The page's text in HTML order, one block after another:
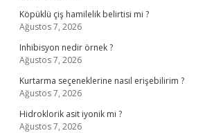
Köpüklü çiş hamilelik belirtisi mi ?
Ağustos 7, 2026
Inhibisyon nedir örnek ?
Ağustos 7, 2026
Kurtarma seçeneklerine nasıl erişebilirim ?
Ağustos 7, 2026
Hidroklorik asit iyonik mi ?
Ağustos 7, 2026